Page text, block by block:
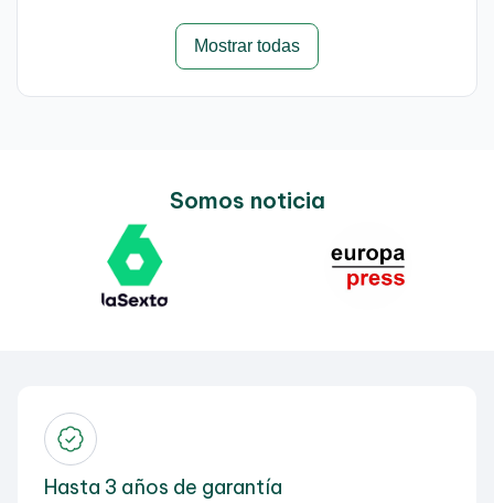
Mostrar todas
Somos noticia
Hasta 3 años de garantía